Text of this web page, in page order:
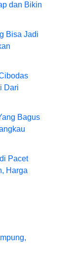
dan Bikin
Bisa Jadi
Dari
Bagus
Pacet
Harga